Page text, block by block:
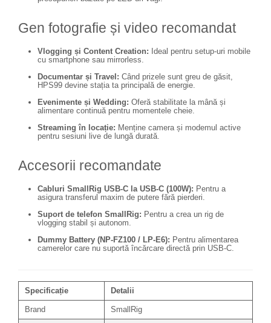
Camere video de actiune
Accesorii camere video de actiune
Accesorii drone
Acumulatori camere video
Lampi video
Stabilizatoare (Gimbal) / Steady
video
Accesorii diverse pt camere video
Camere Video Cinematice
Slider
Trepiede si monopiede
Trepiede foto
Trepiede video
Gen fotografie și video recomandat
Vlogging și Content Creation: Ideal pentru setup-uri mobile
cu smartphone sau mirrorless.
Documentar și Travel: Când prizele sunt greu de găsit,
HPS99 devine stația ta principală de energie.
Evenimente și Wedding: Oferă stabilitate la mână și
alimentare continuă pentru momentele cheie.
Streaming în locație: Menține camera și modemul active
pentru sesiuni live de lungă durată.
Accesorii recomandate
Cabluri SmallRig USB-C la USB-C (100W): Pentru a
asigura transferul maxim de putere fără pierderi.
Suport de telefon SmallRig: Pentru a crea un rig de
vlogging stabil și autonom.
Dummy Battery (NP-FZ100 / LP-E6): Pentru alimentarea
camerelor care nu suportă încărcare directă prin USB-C.
Specificație Detalii
Brand SmallRig